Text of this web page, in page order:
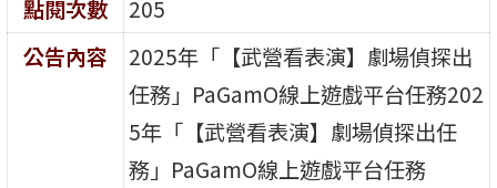
點閱次數
205
公告內容
2025年「【武營看表演】劇場偵探出
任務」PaGamO線上遊戲平台任務202
5年「【武營看表演】劇場偵探出任
務」PaGamO線上遊戲平台任務